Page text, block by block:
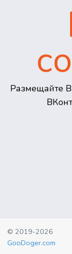
Размещайте
© 2019-2026
GooDoger.com